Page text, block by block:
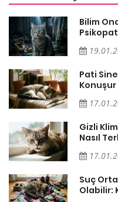
Bilim
Pati
Konuşur
Gizli
Nasıl
Suç
Olabilir: